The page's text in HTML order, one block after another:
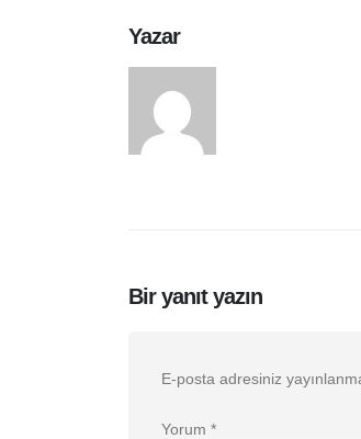
Yazar
Bir yanıt yazın
E-posta adresiniz
Yorum *